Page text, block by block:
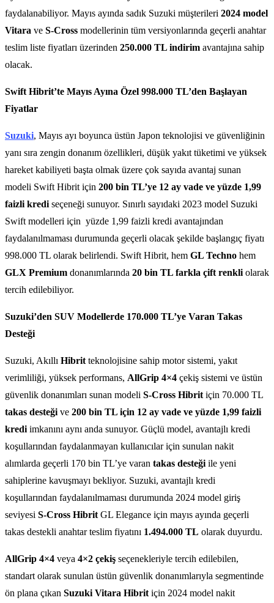
faydalanabiliyor. Mayıs ayında sadık Suzuki müşterileri 2024 model
Vitara ve S-Cross modellerinin tüm versiyonlarında geçerli anahtar
teslim liste fiyatları üzerinden 250.000 TL indirim avantajına sahip
olacak.
Swift Hibrit’te Mayıs Ayına Özel 998.000 TL’den Başlayan
Fiyatlar
Suzuki, Mayıs ayı boyunca üstün Japon teknolojisi ve güvenliğinin
yanı sıra zengin donanım özellikleri, düşük yakıt tüketimi ve yüksek
hareket kabiliyeti başta olmak üzere çok sayıda avantaj sunan
modeli Swift Hibrit için 200 bin TL’ye 12 ay vade ve yüzde 1,99
faizli kredi seçeneği sunuyor. Sınırlı sayıdaki 2023 model Suzuki
Swift modelleri için yüzde 1,99 faizli kredi avantajından
faydalanılmaması durumunda geçerli olacak şekilde başlangıç fiyatı
998.000 TL olarak belirlendi. Swift Hibrit, hem GL Techno hem
GLX Premium donanımlarında 20 bin TL farkla çift renkli olarak
tercih edilebiliyor.
Suzuki’den SUV Modellerde 170.000 TL’ye Varan Takas
Desteği
Suzuki, Akıllı Hibrit teknolojisine sahip motor sistemi, yakıt
verimliliği, yüksek performans, AllGrip 4×4 çekiş sistemi ve üstün
güvenlik donanımları sunan modeli S-Cross Hibrit için 70.000 TL
takas desteği ve 200 bin TL için 12 ay vade ve yüzde 1,99 faizli
kredi imkanını aynı anda sunuyor. Güçlü model, avantajlı kredi
koşullarından faydalanmayan kullanıcılar için sunulan nakit
alımlarda geçerli 170 bin TL’ye varan takas desteği ile yeni
sahiplerine kavuşmayı bekliyor. Suzuki, avantajlı kredi
koşullarından faydalanılmaması durumunda 2024 model giriş
seviyesi S-Cross Hibrit GL Elegance için mayıs ayında geçerli
takas destekli anahtar teslim fiyatını 1.494.000 TL olarak duyurdu.
AllGrip 4×4 veya 4×2 çekiş seçenekleriyle tercih edilebilen,
standart olarak sunulan üstün güvenlik donanımlarıyla segmentinde
ön plana çıkan Suzuki Vitara Hibrit için 2024 model nakit